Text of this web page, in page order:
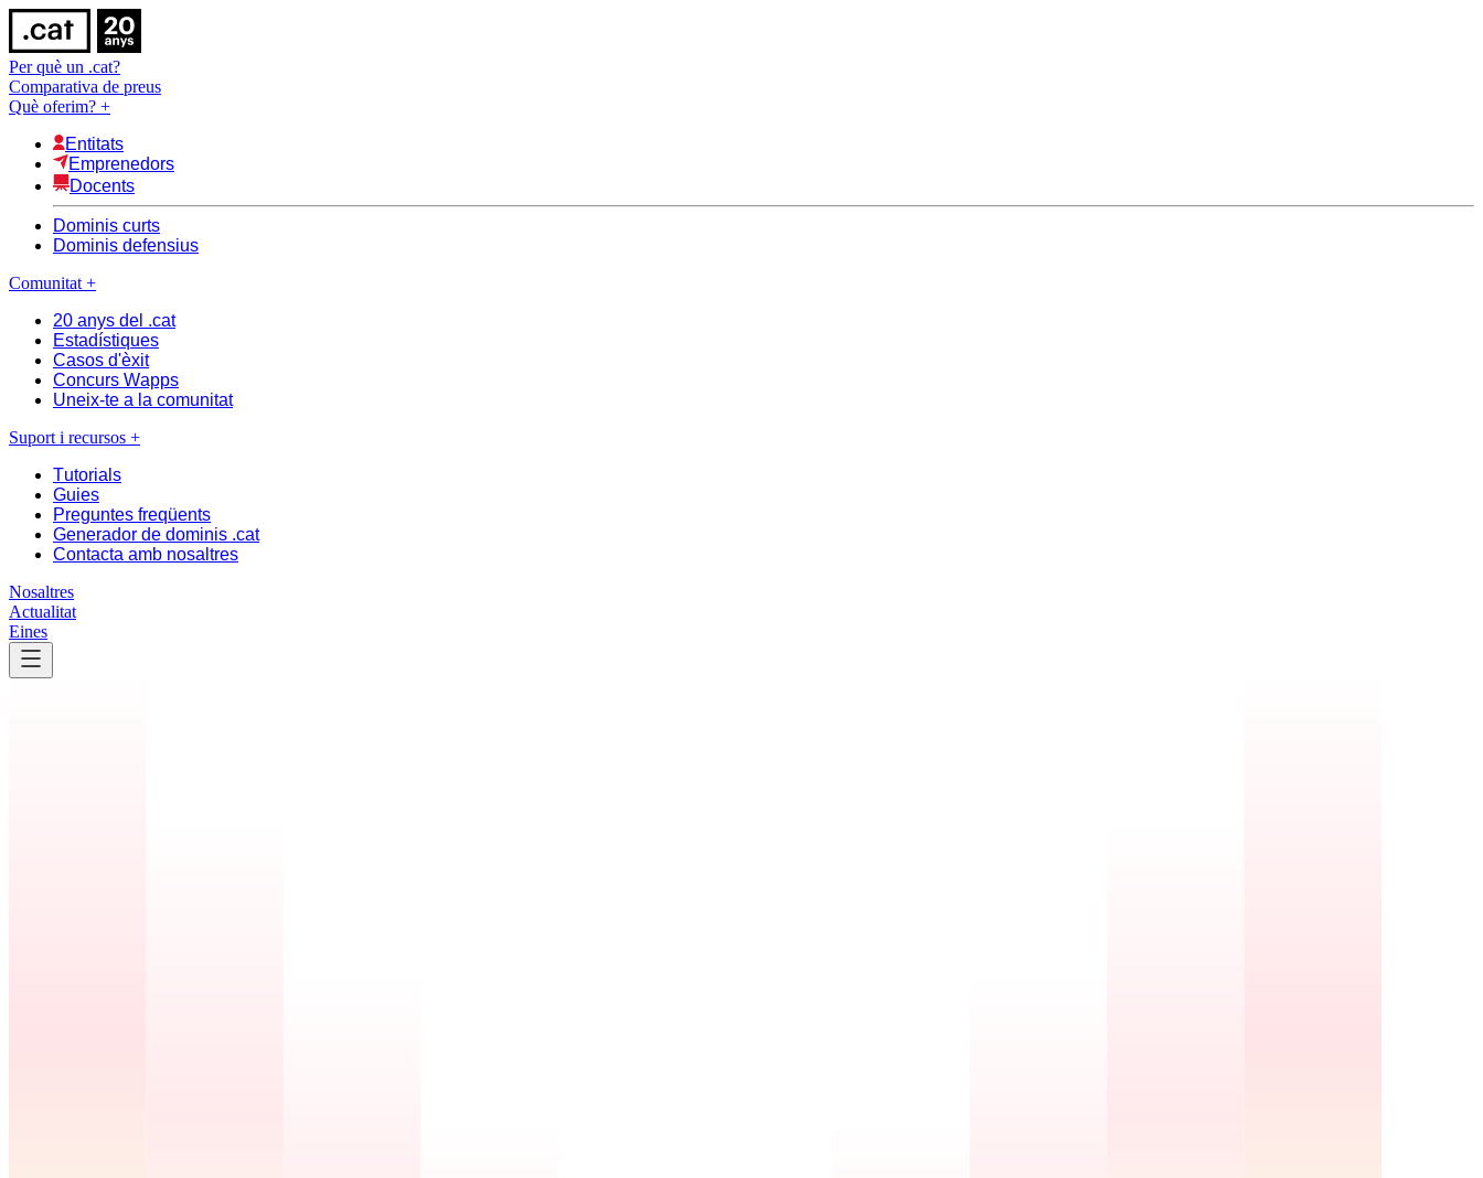
Per què un .cat?
Comparativa de preus
Què oferim? +
Entitats
Emprenedors
Docents
Dominis curts
Dominis defensius
Comunitat +
20 anys del .cat
Estadístiques
Casos d'èxit
Concurs Wapps
Uneix-te a la comunitat
Suport i recursos +
Tutorials
Guies
Preguntes freqüents
Generador de dominis .cat
Contacta amb nosaltres
Nosaltres
Actualitat
Eines